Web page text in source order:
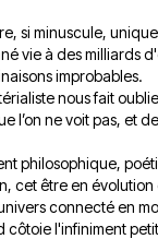
si minuscule,
vie à des milliards
improbables.
nous fait
l’on ne voit pas, et
philosophique,
cet être en
connecté en
côtoie l'infiniment